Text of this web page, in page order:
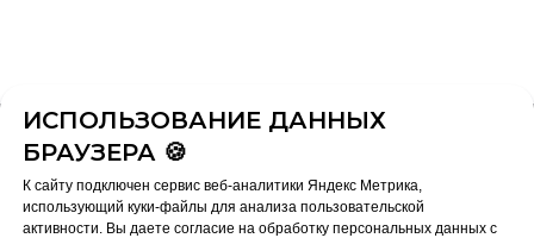
ИСПОЛЬЗОВАНИЕ ДАННЫХ
БРАУЗЕРА 🍪
К сайту подключен сервис веб-аналитики Яндекс Метрика,
использующий куки-файлы для анализа пользовательской
активности. Вы даете согласие на обработку персональных данных с